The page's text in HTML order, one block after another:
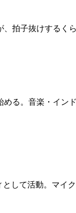
拍子抜けするく
る。音楽・イ
して活動。マイ